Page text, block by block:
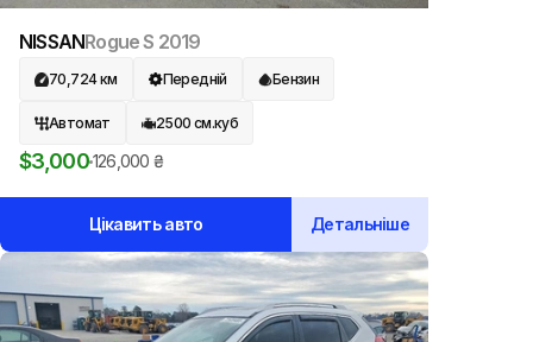
NISSANRogue S 2019
70,724км Передній Бензин
Автомат 2500 см.куб
$3,000126,000 ₴
Цікавить авто Детальніше